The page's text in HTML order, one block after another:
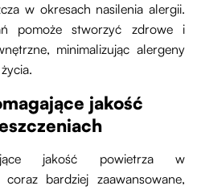
w okresach nasilenia alergii.
pomoże stworzyć zdrowe i
minimalizując alergeny
jakość
jakość powietrza w
bardziej zaawansowane,